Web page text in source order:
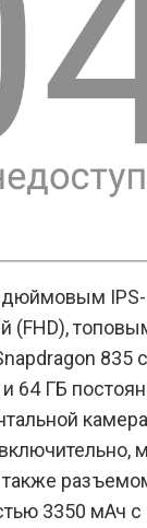
дюймовым
(FHD),
835 с
и 64 ГБ
также
3350 мАч с